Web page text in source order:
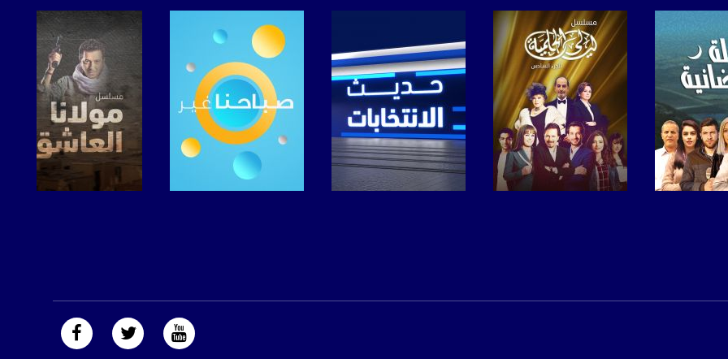
https://
https://www.youtube.com/channel/UCwJbDUmIxc-
https://